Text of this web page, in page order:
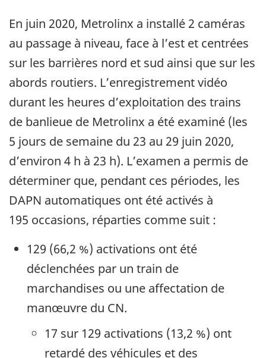
En juin 2020, Metrolinx a installé 2 caméras
au passage à niveau, face à l’est et centrées
sur les barrières nord et sud ainsi que sur les
abords routiers. L’enregistrement vidéo
durant les heures d’exploitation des trains
de banlieue de Metrolinx a été examiné (les
5 jours de semaine du 23 au 29 juin 2020,
d’environ 4 h à 23 h). L’examen a permis de
déterminer que, pendant ces périodes, les
DAPN automatiques ont été activés à
195 occasions, réparties comme suit :
129 (66,2 %) activations ont été
déclenchées par un train de
marchandises ou une affectation de
manœuvre du CN.
17 sur 129 activations (13,2 %) ont
retardé des véhicules et des